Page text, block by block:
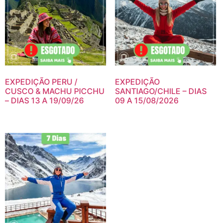
EXPEDIÇÃO PERU /
CUSCO & MACHU PICCHU
– DIAS 13 A 19/09/26
EXPEDIÇÃO
SANTIAGO/CHILE – DIAS
09 A 15/08/2026